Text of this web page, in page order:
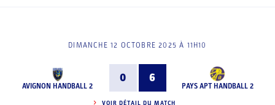
DIMANCHE 12 OCTOBRE 2025 À 11H10
AVIGNON HANDBALL 2
0 6
PAYS APT HANDBALL 2
VOIR DÉTAIL DU MATCH